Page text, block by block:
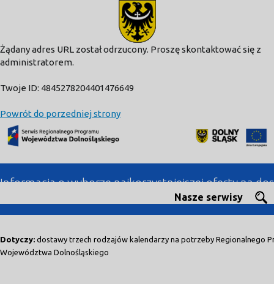
Żądany adres URL został odrzucony. Proszę skontaktować się z
administratorem.
Twoje ID: 4845278204401476649
Powrót do porzedniej strony
Nasze serwisy
Informacja o wyborze najkorzystniejszej oferty na
Dotyczy: dostawy trzech rodzajów kalendarzy na potrzeby Regionalnego
Województwa Dolnośląskiego